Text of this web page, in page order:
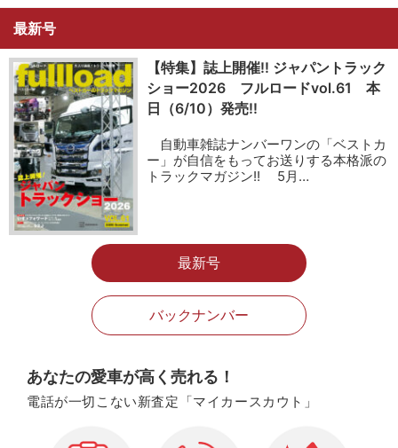
最新号
【特集】誌上開催!! ジャパントラック
ショー2026 フルロードvol.61 本
日（6/10）発売!!
自動車雑誌ナンバーワンの「ベストカ
ー」が自信をもってお送りする本格派の
トラックマガジン!! 5月…
最新号
バックナンバー
あなたの愛車が高く売れる！
電話が一切こない新査定「マイカースカウト」